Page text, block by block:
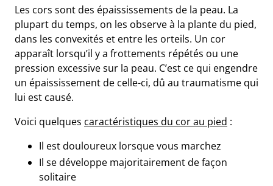
Les cors sont des épaississements de la peau. La
plupart du temps, on les observe à la plante du pied,
dans les convexités et entre les orteils. Un cor
apparaît lorsqu’il y a frottements répétés ou une
pression excessive sur la peau. C’est ce qui engendre
un épaississement de celle-ci, dû au traumatisme qui
lui est causé.
Voici quelques caractéristiques du cor au pied :
Il est douloureux lorsque vous marchez
Il se développe majoritairement de façon
solitaire